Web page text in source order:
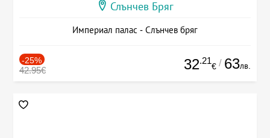
Слънчев Бряг
Империал палас - Слънчев бряг
-25%
42.95€ 32.21
€ / 63лв.